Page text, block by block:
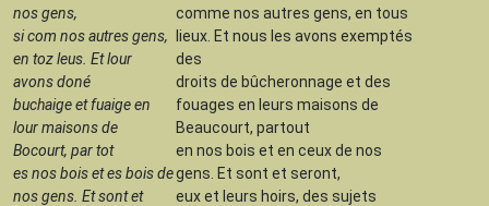
nos gens,
si com nos autres gens,
en toz leus. Et lour
avons doné
buchaige et fuaige en
lour maisons de
Bocourt, par tot
es nos bois et es bois de
nos gens. Et sont et
comme nos autres gens, en tous
lieux. Et nous les avons exemptés
des
droits de bûcheronnage et des
fouages en leurs maisons de
Beaucourt, partout
en nos bois et en ceux de nos
gens. Et sont et seront,
eux et leurs hoirs, des sujets